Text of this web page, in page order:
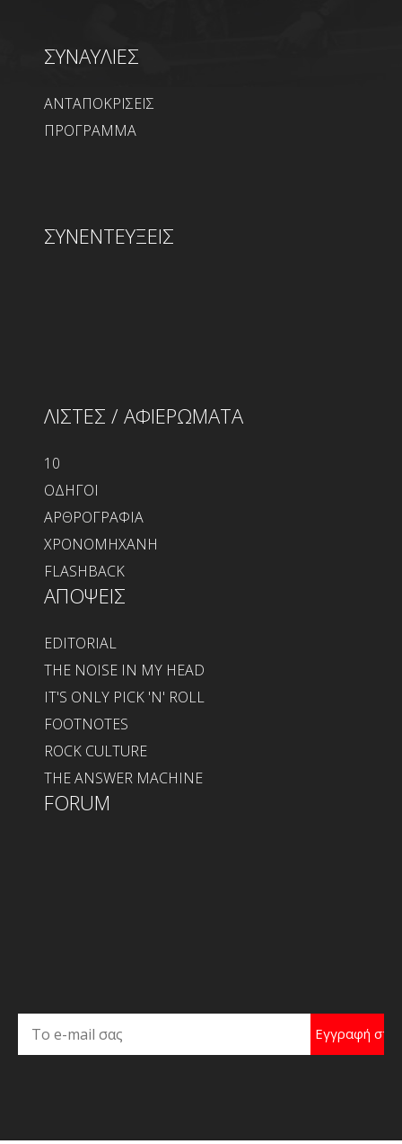
ΣΥΝΑΥΛΙΕΣ
ΑΝΤΑΠΟΚΡΙΣΕΙΣ
ΠΡΟΓΡΑΜΜΑ
ΣΥΝΕΝΤΕΥΞΕΙΣ
ΛΙΣΤΕΣ / ΑΦΙΕΡΩΜΑΤΑ
10
ΟΔΗΓΟΙ
ΑΡΘΡΟΓΡΑΦΙΑ
ΧΡΟΝΟΜΗΧΑΝΗ
FLASHBACK
ΑΠΟΨΕΙΣ
EDITORIAL
THE NOISE IN MY HEAD
IT'S ONLY PICK 'N' ROLL
FOOTNOTES
ROCK CULTURE
THE ANSWER MACHINE
FORUM